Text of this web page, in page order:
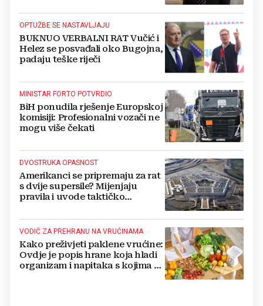
OPTUŽBE SE NASTAVLJAJU
BUKNUO VERBALNI RAT Vučić i
Helez se posvađali oko Bugojna,
padaju teške riječi
MINISTAR FORTO POTVRDIO
BiH ponudila rješenje Europskoj
komisiji: Profesionalni vozači ne
mogu više čekati
DVOSTRUKA OPASNOST
Amerikanci se pripremaju za rat
s dvije supersile? Mijenjaju
pravila i uvode taktičko
VODIČ ZA PREHRANU NA VRUĆINAMA
Kako preživjeti paklene vrućine:
Ovdje je popis hrane koja hladi
organizam i napitaka s kojima si